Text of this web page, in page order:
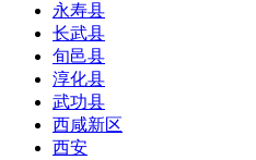
永寿县
长武县
旬邑县
淳化县
武功县
西咸新区
西安